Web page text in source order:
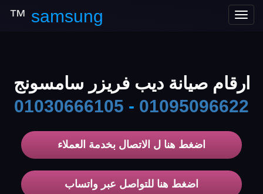
Toggle
samsung
™
ارقام صيانة ديب فريزر سامسونج
01095096622
-
01030666105
اضغط هنا ل الاتصال بخدمة العملاء
اضغط هنا للتواصل عبر واتساب